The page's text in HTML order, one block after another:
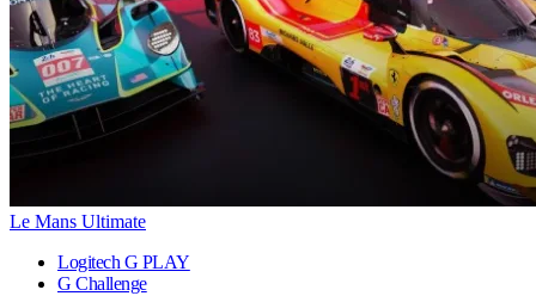
Le Mans Ultimate
Logitech G PLAY
G Challenge